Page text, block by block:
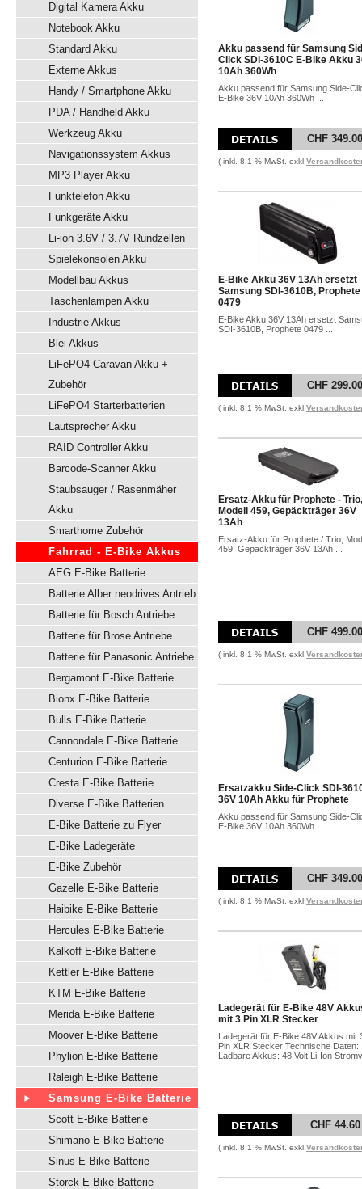
Digital Kamera Akku
Notebook Akku
Standard Akku
Externe Akkus
Handy / Smartphone Akku
PDA / Handheld Akku
Werkzeug Akku
Navigationssystem Akkus
MP3 Player Akku
Funktelefon Akku
Funkgeräte Akku
Li-ion 3.6V / 3.7V Rundzellen
Spielekonsolen Akku
Modellbau Akkus
Taschenlampen Akku
Industrie Akkus
Blei Akkus
LiFePO4 Caravan Akku +
Zubehör
LiFePO4 Starterbatterien
Lautsprecher Akku
RAID Controller Akku
Barcode-Scanner Akku
Staubsauger / Rasenmäher
Akku
Smarthome Zubehör
Fahrrad - E-Bike Akkus
AEG E-Bike Batterie
Batterie Alber neodrives Antrieb
Batterie für Bosch Antriebe
Batterie für Brose Antriebe
Batterie für Panasonic Antriebe
Bergamont E-Bike Batterie
Bionx E-Bike Batterie
Bulls E-Bike Batterie
Cannondale E-Bike Batterie
Centurion E-Bike Batterie
Cresta E-Bike Batterie
Diverse E-Bike Batterien
E-Bike Batterie zu Flyer
E-Bike Ladegeräte
E-Bike Zubehör
Gazelle E-Bike Batterie
Haibike E-Bike Batterie
Hercules E-Bike Batterie
Kalkoff E-Bike Batterie
Kettler E-Bike Batterie
KTM E-Bike Batterie
Merida E-Bike Batterie
Moover E-Bike Batterie
Phylion E-Bike Batterie
Raleigh E-Bike Batterie
Samsung E-Bike Batterie
Scott E-Bike Batterie
Shimano E-Bike Batterie
Sinus E-Bike Batterie
Storck E-Bike Batterie
Akku passend für Samsung
Click SDI-3610C E-Bike Akku
10Ah 360Wh
Akku passend für Samsung Side-
E-Bike 36V 10Ah 360Wh ...
CHF 349.00
( inkl. 8.1 % MwSt. exkl.
E-Bike Akku 36V 13Ah ersetzt
Samsung SDI-3610B, Prophete
0479
E-Bike Akku 36V 13Ah ersetzt
SDI-3610B, Prophete 0479 ...
CHF 299.00
( inkl. 8.1 % MwSt. exkl.
Ersatz-Akku für Prophete - Trio,
Modell 459, Gepäckträger 36V
13Ah
Ersatz-Akku für Prophete / Trio,
459, Gepäckträger 36V 13Ah ...
CHF 499.00
( inkl. 8.1 % MwSt. exkl.
Ersatzakku Side-Click SDI-
36V 10Ah Akku für Prophete
Akku passend für Samsung Side-
E-Bike 36V 10Ah 360Wh ...
CHF 349.00
( inkl. 8.1 % MwSt. exkl.
Ladegerät für E-Bike 48V
mit 3 Pin XLR Stecker
Ladegerät für E-Bike 48V Akkus mit
Pin XLR Stecker Technische Daten:
Ladbare Akkus: 48 Volt Li-Ion
CHF 44.60
( inkl. 8.1 % MwSt. exkl.